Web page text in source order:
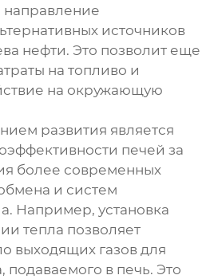
направление
источников
нефти. Это позволит еще
на топливо и
на окружающую
развития является
печей за
более современных
и систем
Например, установка
тепла позволяет
выходящих газов для
подаваемого в печь. Это